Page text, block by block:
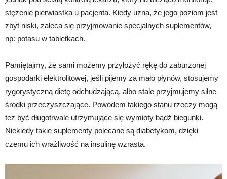
stężenie pierwiastka u pacjenta. Kiedy uzna, że jego poziom jest
zbyt niski, zaleca się przyjmowanie specjalnych suplementów,
np: potasu w tabletkach.
Pamiętajmy, że sami możemy przyłożyć rękę do zaburzonej
gospodarki elektrolitowej, jeśli pijemy za mało płynów, stosujemy
rygorystyczną dietę odchudzającą, albo stale przyjmujemy silne
środki przeczyszczające. Powodem takiego stanu rzeczy mogą
też być długotrwale utrzymujące się wymioty bądź biegunki.
Niekiedy takie suplementy polecane są diabetykom, dzięki
czemu ich wrażliwość na insulinę wzrasta.